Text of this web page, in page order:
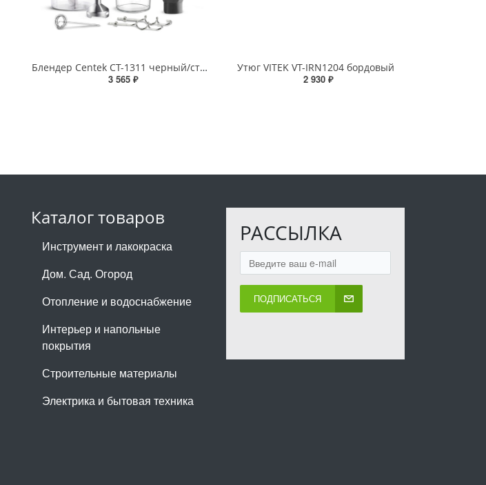
Блендер Centek CT-1311 черный/сталь 1500 Вт, 15 скоростей
3 565 ₽
Утюг VITEK VT-IRN1204 бордовый
2 930 ₽
Каталог товаров
Инструмент и лакокраска
Дом. Сад. Огород
Отопление и водоснабжение
Интерьер и напольные
покрытия
Строительные материалы
Электрика и бытовая техника
РАССЫЛКА
ПОДПИСАТЬСЯ